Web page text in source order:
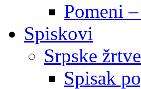
Pomeni
Spiskovi
Srpske
Spisak